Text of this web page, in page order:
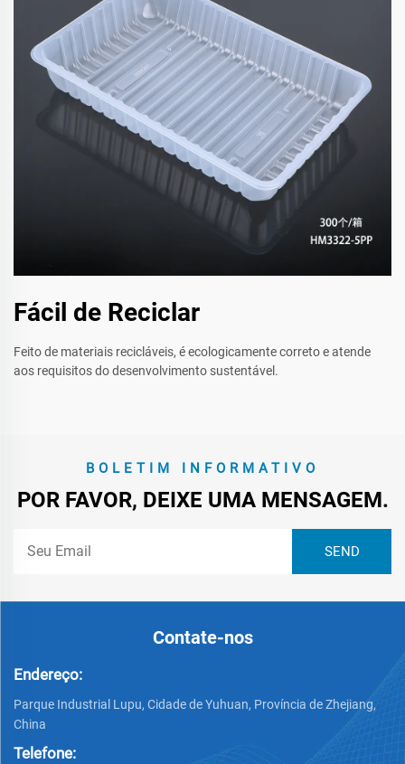
Fácil de Reciclar
Feito de materiais recicláveis, é ecologicamente correto e atende
aos requisitos do desenvolvimento sustentável.
BOLETIM INFORMATIVO
POR FAVOR, DEIXE UMA MENSAGEM.
Contate-nos
Endereço:
Parque Industrial Lupu, Cidade de Yuhuan, Província de Zhejiang,
China
Telefone: